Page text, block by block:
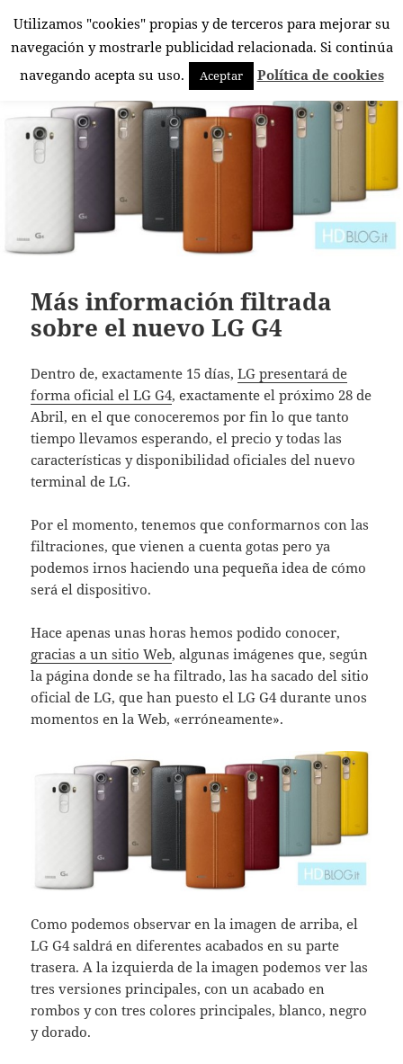
El Rincón Androide
MENÚ
Y
WIDGETS
Más información filtrada
sobre el nuevo LG G4
Dentro de, exactamente 15 días,LG presentará de
forma oficial el LG G4, exactamente el próximo 28 de
Abril, en el que conoceremos por fin lo que tanto
tiempo llevamos esperando, el precio y todas las
características y disponibilidad oficiales del nuevo
terminal de LG.
Por el momento, tenemos que conformarnos con las
filtraciones, que vienen a cuenta gotas pero ya
podemos irnos haciendo una pequeña idea de cómo
será el dispositivo.
Hace apenas unas horas hemos podido conocer,
gracias a un sitio Web, algunas imágenes que, según
la página donde se ha filtrado, las ha sacado del sitio
oficial de LG, que han puesto el LG G4 durante unos
momentos en la Web, «erróneamente».
Como podemos observar en la imagen de arriba, el
LG G4 saldrá en diferentes acabados en su parte
trasera. A la izquierda de la imagen podemos ver las
tres versiones principales, con un acabado en
rombos y con tres colores principales, blanco, negro
y dorado.
Utilizamos "cookies" propias y de terceros para mejorar su
navegación y mostrarle publicidad relacionada. Si continúa
navegando acepta su uso.
Aceptar Política de cookies